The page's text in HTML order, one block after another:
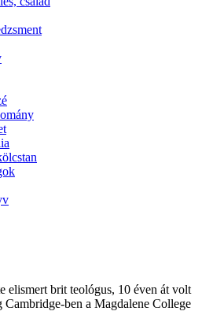
elismert brit teológus, 10 éven át volt
Cambridge-ben a Magdalene College